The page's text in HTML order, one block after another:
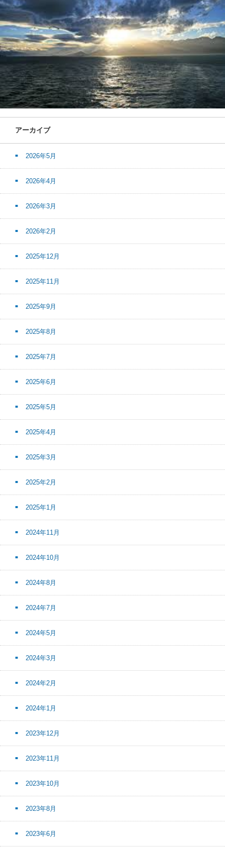
アーカイブ
2026年5月
2026年4月
2026年3月
2026年2月
2025年12月
2025年11月
2025年9月
2025年8月
2025年7月
2025年6月
2025年5月
2025年4月
2025年3月
2025年2月
2025年1月
2024年11月
2024年10月
2024年8月
2024年7月
2024年5月
2024年3月
2024年2月
2024年1月
2023年12月
2023年11月
2023年10月
2023年8月
2023年6月